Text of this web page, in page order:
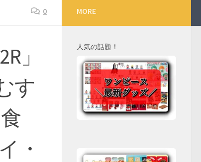
0
」
す
・
MORE
人気の話題！